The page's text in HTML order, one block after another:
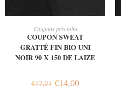
AJOUTER AU PANIER
Coupons prix mini
COUPON SWEAT
GRATTÉ FIN BIO UNI
NOIR 90 X 150 DE LAIZE
€17,01 €14,00